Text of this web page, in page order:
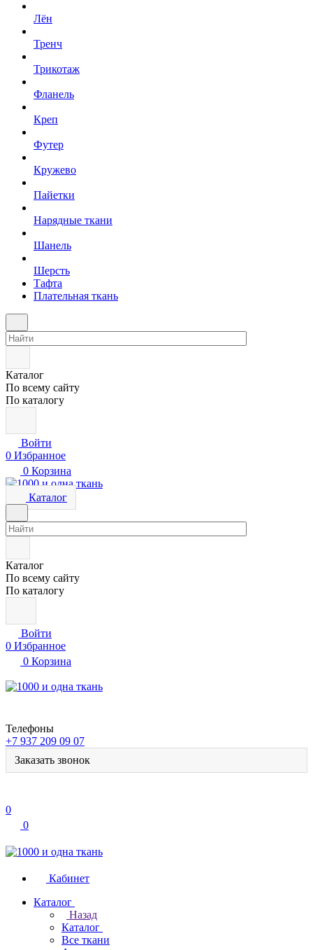
Лён
Тренч
Трикотаж
Фланель
Креп
Футер
Кружево
Пайетки
Нарядные ткани
Шанель
Шерсть
Тафта
Плательная ткань
Каталог
По всему сайту
По каталогу
Войти
0 Избранное
0 Корзина
Каталог
Каталог
По всему сайту
По каталогу
Войти
0 Избранное
0 Корзина
Телефоны
+7 937 209 09 07
Заказать звонок
0
0
Кабинет
Каталог
Назад
Каталог
Все ткани